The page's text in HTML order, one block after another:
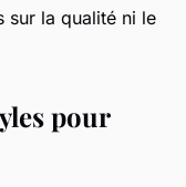
sur la qualité ni le
pour